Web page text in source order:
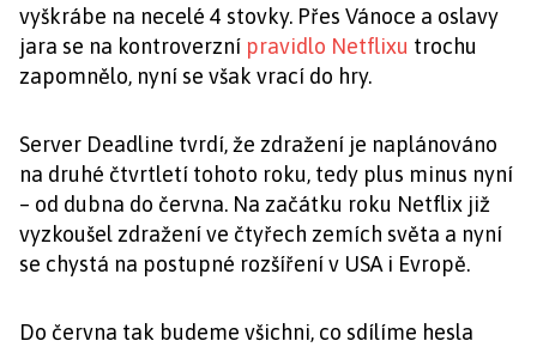
vyškrábe na necelé 4 stovky. Přes Vánoce a oslavy
jara se na kontroverzní pravidlo Netflixu trochu
zapomnělo, nyní se však vrací do hry.
Server Deadline tvrdí, že zdražení je naplánováno
na druhé čtvrtletí tohoto roku, tedy plus minus nyní
– od dubna do června. Na začátku roku Netflix již
vyzkoušel zdražení ve čtyřech zemích světa a nyní
se chystá na postupné rozšíření v USA i Evropě.
Do června tak budeme všichni, co sdílíme hesla